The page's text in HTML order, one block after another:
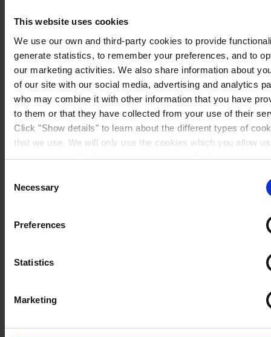
This website uses cookies
We use our own and third-party cookies to provide
generate statistics, to remember your preferences, and to
our marketing activities. We also share information about
of our site with our social media, advertising and analytics
who may combine it with other information that you have
to them or that they have collected from your use of their
Click "Show details" to learn about the different types of
that we use. We will only use the cookies which you allow
use, and we will only place such cookies after having
link in ourCookie Policy
. If you would like to know more
Selection
Necessary
Preferences
Statistics
Marketing